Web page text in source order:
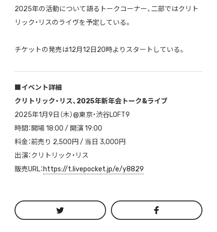
2025年の活動について語るトークコーナー、二部ではクリト
リック・リスのライヴを予定している。
チケットの発売は12月12日20時よりスタートしている。
■イベント詳細
クリトリック・リス、2025年新年会トーク&ライブ
2025年1月9日（木）@東京・渋谷LOFT9
時間：開場 18:00 / 開演 19:00
料金：前売り 2,500円 / 当日 3,000円
出演：クリトリック・リス
販売URL： https://t.livepocket.jp/e/y8829